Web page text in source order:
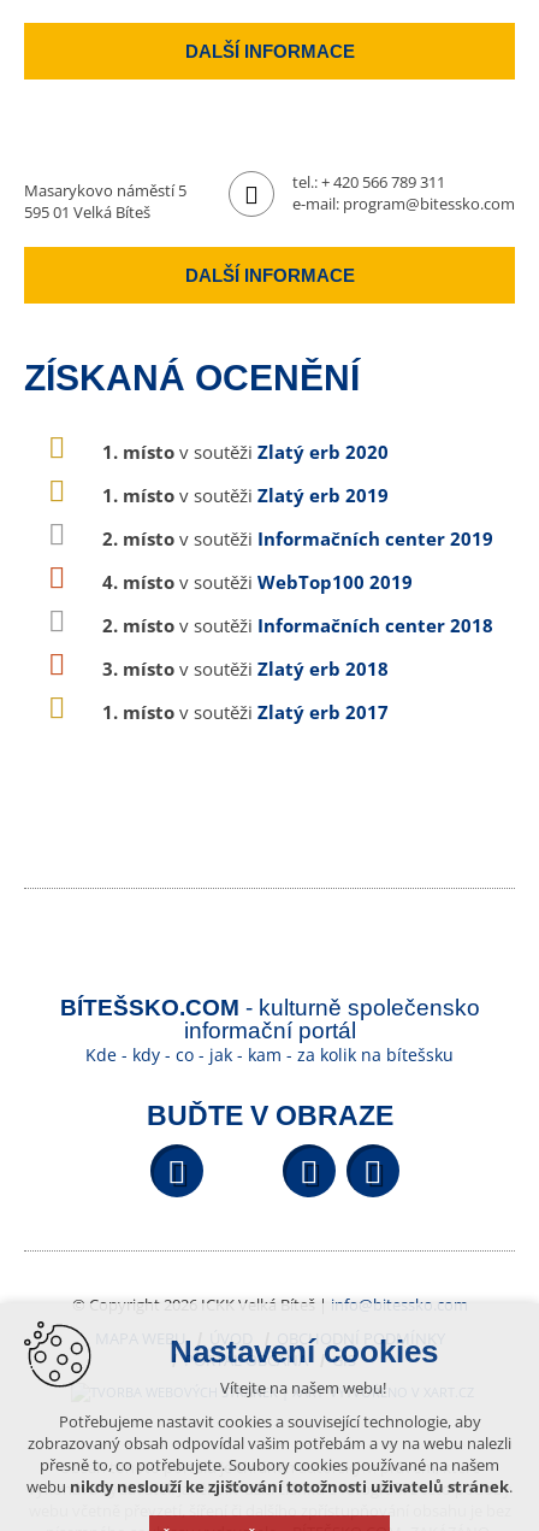
DALŠÍ INFORMACE
Masarykovo náměstí 5
595 01 Velká Bíteš
tel.:+ 420 566 789 311
e-mail: program@bitessko.com
DALŠÍ INFORMACE
ZÍSKANÁ OCENĚNÍ
1. místo v soutěži Zlatý erb 2020
1. místo v soutěži Zlatý erb 2019
2. místo v soutěži Informačních center 2019
4. místo v soutěži WebTop100 2019
2. místo v soutěži Informačních center 2018
3. místo v soutěži Zlatý erb 2018
1. místo v soutěži Zlatý erb 2017
BÍTEŠSKO.COM - kulturně společensko
informační portál
Kde - kdy - co - jak - kam - za kolik na bítešsku
BUĎTE V OBRAZE
Facebook YouTube
© Copyright 2026 ICKK Velká Bíteš | info@bitessko.com
MAPA WEBU
ÚVOD
OBCHODNÍ PODMÍNKY
PORTÁL OBČANA
GIS
VYTVOŘENO V XART.CZ
Obsah tohoto portálu je chráněn autorským právem, které
vykonává vydavatel. Jakékoliv užití článků a fotografií z této podoby
Nastavení cookies
Vítejte na našem webu!
Potřebujeme nastavit cookies a související technologie, aby
zobrazovaný obsah odpovídal vašim potřebám a vy na webu nalezli
přesně to, co potřebujete. Soubory cookies používané na našem
webu nikdy neslouží ke zjišťování totožnosti uživatelů stránek.